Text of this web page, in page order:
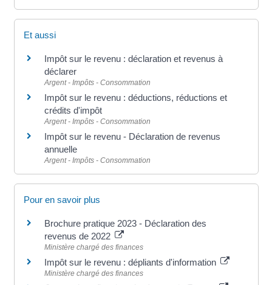
Et aussi
Impôt sur le revenu : déclaration et revenus à
déclarer
Argent - Impôts - Consommation
Impôt sur le revenu : déductions, réductions et
crédits d'impôt
Argent - Impôts - Consommation
Impôt sur le revenu - Déclaration de revenus
annuelle
Argent - Impôts - Consommation
Pour en savoir plus
Brochure pratique 2023 - Déclaration des
revenus de 2022
Ministère chargé des finances
Impôt sur le revenu : dépliants d'information
Ministère chargé des finances